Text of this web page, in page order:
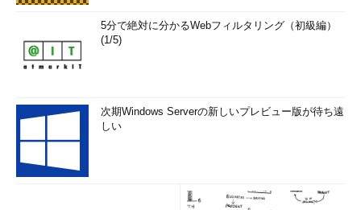
Office文書にパスワードを設定する
ドメインのユーザーパスワードを変更する （TIPS）
Google Chromeに保存されているWebサイトのIDとパス
ワードの情報を確認する
オートコンプリートの「パスワード保存」ダイアログを
（TIPS）
5分で絶対に分かるWebフィルタリング（初級編）
(1/5)
次期Windows Serverの新しいプレビュー版が待ち遠
しい